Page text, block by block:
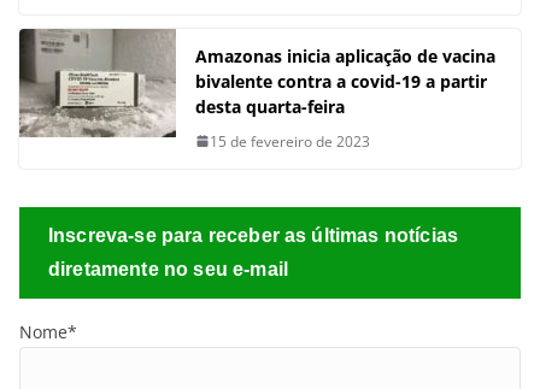
Amazonas inicia aplicação de vacina
bivalente contra a covid-19 a partir
desta quarta-feira
15 de fevereiro de 2023
Inscreva-se para receber as últimas notícias
diretamente no seu e-mail
Nome*